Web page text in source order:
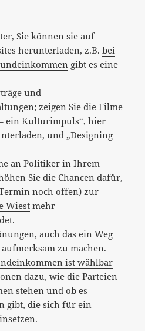
Sie können sie auf
herunterladen, z.B.bei
gibt es eine
und
zeigen Sie die Filme
ein Kulturimpuls“,hier
, und „Designing
an Politiker in Ihrem
Sie die Chancen dafür,
noch offen) zur
Wiest mehr
, auch das ein Weg
zu machen.
ist wählbar
dazu, wie die Parteien
stehen und ob es
gibt, die sich für ein